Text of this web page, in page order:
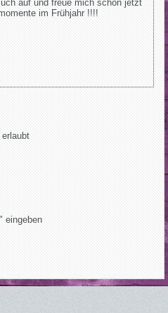
auf und freue mich schon jetzt
im Frühjahr !!!!
eingeben